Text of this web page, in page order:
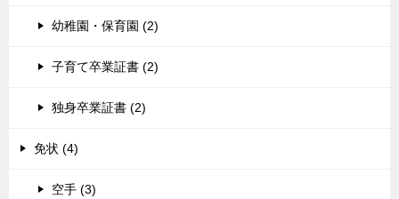
幼稚園・保育園 (2)
子育て卒業証書 (2)
独身卒業証書 (2)
免状 (4)
空手 (3)